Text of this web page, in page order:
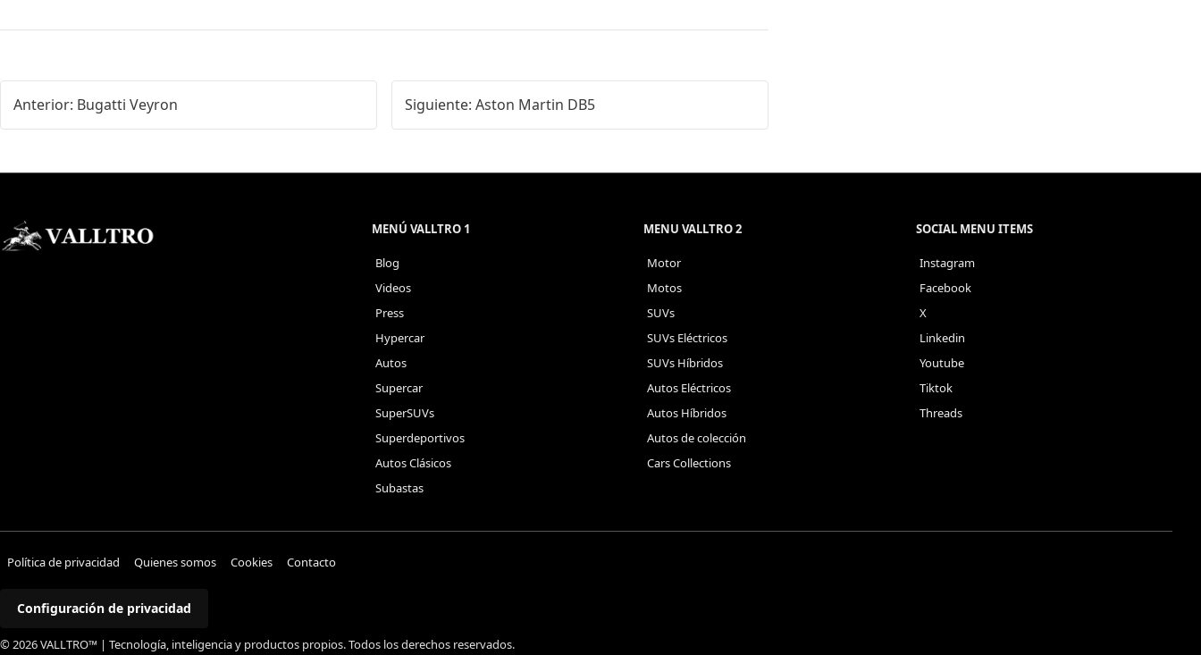
Anterior: Bugatti Veyron Siguiente: Aston Martin DB5
MENÚ VALLTRO 1
Blog
Videos
Press
Hypercar
Autos
Supercar
SuperSUVs
Superdeportivos
Autos Clásicos
Subastas
MENU VALLTRO 2
Motor
Motos
SUVs
SUVs Eléctricos
SUVs Híbridos
Autos Eléctricos
Autos Híbridos
Autos de colección
Cars Collections
SOCIAL MENU ITEMS
Instagram
Facebook
X
Linkedin
Youtube
Tiktok
Threads
Política de privacidad Quienes somos Cookies Contacto
Configuración de privacidad
© 2026 VALLTRO™ | Tecnología, inteligencia y productos propios. Todos los derechos reservados.